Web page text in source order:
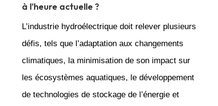
à l’heure actuelle ?
L’industrie hydroélectrique doit relever plusieurs
défis, tels que l’adaptation aux changements
climatiques, la minimisation de son impact sur
les écosystèmes aquatiques, le développement
de technologies de stockage de l’énergie et